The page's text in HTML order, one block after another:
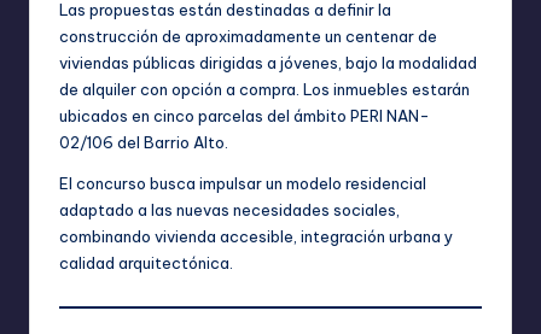
Las propuestas están destinadas a definir la
construcción de aproximadamente un centenar de
viviendas públicas dirigidas a jóvenes, bajo la modalidad
de alquiler con opción a compra. Los inmuebles estarán
ubicados en cinco parcelas del ámbito PERI NAN-
02/106 del Barrio Alto.
El concurso busca impulsar un modelo residencial
adaptado a las nuevas necesidades sociales,
combinando vivienda accesible, integración urbana y
calidad arquitectónica.